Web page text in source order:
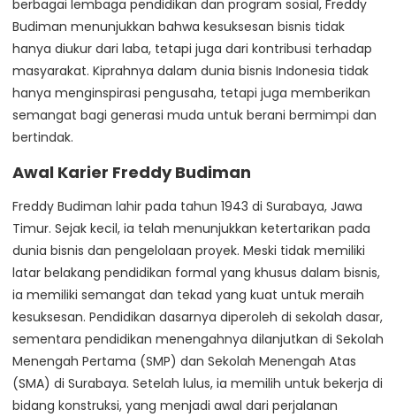
berbagai lembaga pendidikan dan program sosial, Freddy
Budiman menunjukkan bahwa kesuksesan bisnis tidak
hanya diukur dari laba, tetapi juga dari kontribusi terhadap
masyarakat. Kiprahnya dalam dunia bisnis Indonesia tidak
hanya menginspirasi pengusaha, tetapi juga memberikan
semangat bagi generasi muda untuk berani bermimpi dan
bertindak.
Awal Karier Freddy Budiman
Freddy Budiman lahir pada tahun 1943 di Surabaya, Jawa
Timur. Sejak kecil, ia telah menunjukkan ketertarikan pada
dunia bisnis dan pengelolaan proyek. Meski tidak memiliki
latar belakang pendidikan formal yang khusus dalam bisnis,
ia memiliki semangat dan tekad yang kuat untuk meraih
kesuksesan. Pendidikan dasarnya diperoleh di sekolah dasar,
sementara pendidikan menengahnya dilanjutkan di Sekolah
Menengah Pertama (SMP) dan Sekolah Menengah Atas
(SMA) di Surabaya. Setelah lulus, ia memilih untuk bekerja di
bidang konstruksi, yang menjadi awal dari perjalanan